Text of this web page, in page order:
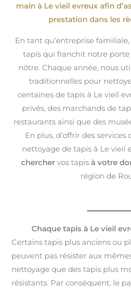
main à Le vieil evreux afin
prestation dans les
En tant qu’entreprise
tapis qui franchit notre porte
nôtre. Chaque année, nous
traditionnelles pour
centaines de tapis à Le vieil
privés, des marchands de
restaurants ainsi que des
En plus, d’offrir des
nettoyage de tapis à Le vieil
chercher vos tapis à votre
région de
Chaque tapis à Le vieil
Certains tapis plus anciens ou
peuvent pas résister aux
nettoyage que des tapis plus
résistants. Par conséquent, le